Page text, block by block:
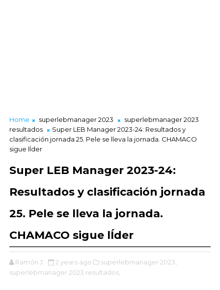
Home superlebmanager 2023
superlebmanager 2023
resultados
Super LEB Manager 2023-24: Resultados y
clasificación jornada 25. Pele se lleva la jornada. CHAMACO
sigue lÍder
Super LEB Manager 2023-24:
Resultados y clasificación jornada
25. Pele se lleva la jornada.
CHAMACO sigue lÍder
Ramón J. 2 years ago
superlebmanager 2023,
superlebmanager 2023 resultados,